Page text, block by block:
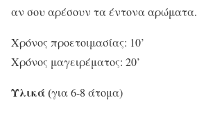
αν σου αρέσουν τα έντονα αρώματα.
Χρόνος προετοιμασίας: 10’
Χρόνος μαγειρέματος: 20’
Υλικά (για 6-8 άτομα)